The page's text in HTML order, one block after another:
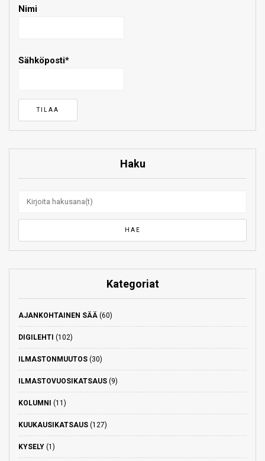
Nimi
Sähköposti*
Haku
Kategoriat
AJANKOHTAINEN SÄÄ (60)
DIGILEHTI (102)
ILMASTONMUUTOS (30)
ILMASTOVUOSIKATSAUS (9)
KOLUMNI (11)
KUUKAUSIKATSAUS (127)
KYSELY (1)